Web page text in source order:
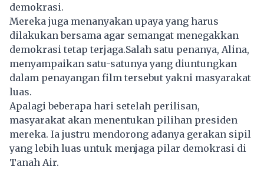
demokrasi.
Mereka juga menanyakan upaya yang harus
dilakukan bersama agar semangat menegakkan
demokrasi tetap terjaga.Salah satu penanya, Alina,
menyampaikan satu-satunya yang diuntungkan
dalam penayangan film tersebut yakni masyarakat
luas.
Apalagi beberapa hari setelah perilisan,
masyarakat akan menentukan pilihan presiden
mereka. Ia justru mendorong adanya gerakan sipil
yang lebih luas untuk menjaga pilar demokrasi di
Tanah Air.